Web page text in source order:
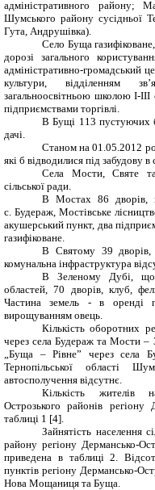
адміністративного району;
Шумського району сусідньої
Гута, Андрушівка).
Село Буща
дорозі загального
адміністративно-громадський
культури, відділенням
загальноосвітньою школою І-
підприємствами торгівлі.
В Бущі 113 пустуючих
дачі.
Станом на 01.05.2012
які б відводилися під забудову
Села Мости, Святе
сільської ради.
В Мостах 86 дворів,
с. Будераж, Мостівське
акушерський пункт, два
газифіковане.
В Святому 39 дворів,
комунальна інфраструктура
В Зеленому Дубі, що
областей, 70 дворів, клуб,
Частина земель - в оренді
вирощуванням овець.
Кількість оборотних
через села Будераж та Мости –
„Буща – Рівне” через села
Тернопільської області
автосполучення відсутнє.
Кількість жителів
Острозького районів
таблиці 1 [4].
Зайнятість населення
району регіону Дермансько-
приведена в таблиці 2.
пунктів регіону Дермансько-
Нова Мощаниця та Буща.